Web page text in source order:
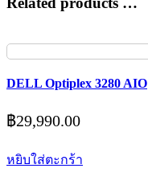
DELL Optiplex 3280 AIO
฿29,990.00
หยิบใส่ตะกร้า